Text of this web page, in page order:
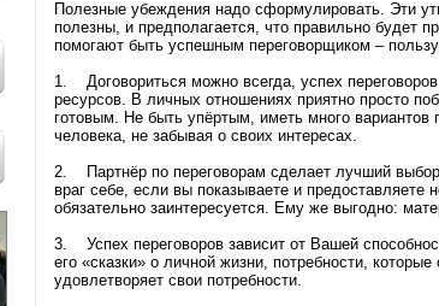
Полезные убеждения надо сформулировать. Эти
полезны, и предполагается, что правильно будет
помогают быть успешным переговорщиком –
1. Договориться можно всегда, успех
ресурсов. В личных отношениях приятно просто
готовым. Не быть упёртым, иметь много вариантов
человека, не забывая о своих интересах.
2. Партнёр по переговорам сделает лучший
враг себе, если вы показываете и предоставляете
обязательно заинтересуется. Ему же выгодно:
3. Успех переговоров зависит от Вашей
его «сказки» о личной жизни, потребности,
удовлетворяет свои потребности.